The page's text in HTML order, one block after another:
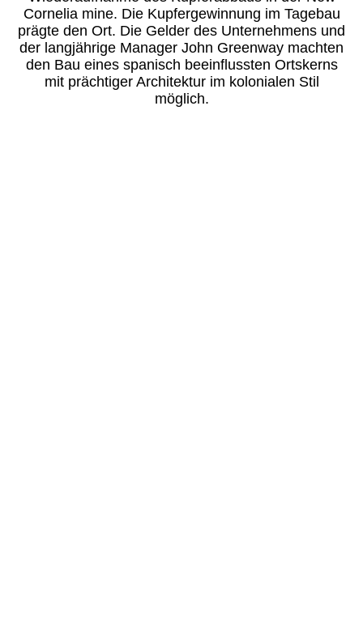
Cornelia mine. Die Kupfergewinnung im Tagebau
prägte den Ort. Die Gelder des Unternehmens und
der langjährige Manager John Greenway machten
den Bau eines spanisch beeinflussten Ortskerns
mit prächtiger Architektur im kolonialen Stil
möglich.